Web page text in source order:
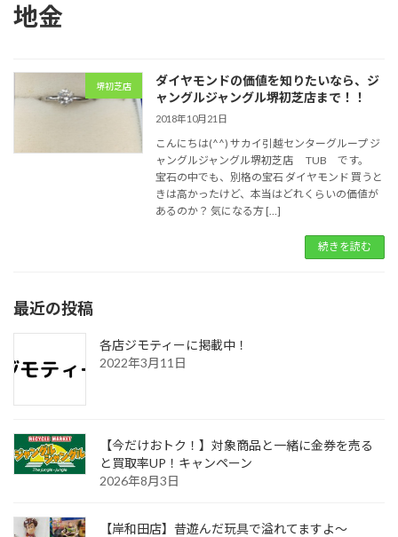
地金
堺初芝店
ダイヤモンドの価値を知りたいなら、ジ
ャングルジャングル堺初芝店まで！！
2018年10月21日
こんにちは(^^) サカイ引越センターグループ ジ
ャングルジャングル堺初芝店 TUB です。
宝石の中でも、別格の宝石 ダイヤモンド 買うと
きは高かったけど、本当はどれくらいの価値が
あるのか？ 気になる方 […]
続きを読む
最近の投稿
各店ジモティーに掲載中！
2022年3月11日
【今だけおトク！】対象商品と一緒に金券を売る
と買取率UP！キャンペーン
2026年8月3日
【岸和田店】昔遊んだ玩具で溢れてますよ～